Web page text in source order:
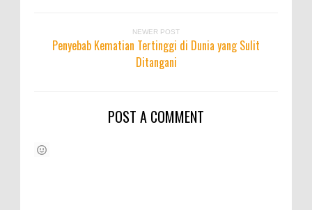
NEWER POST
Penyebab Kematian Tertinggi di Dunia yang Sulit
Ditangani
POST A COMMENT